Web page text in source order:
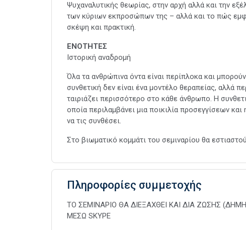
Ψυχαναλυτικής θεωρίας, στην αρχή αλλά και την
των κύριων εκπροσώπων της – αλλά και το πώς
σκέψη και πρακτική.
ΕΝΟΤΗΤΕΣ
Ιστορική αναδρομή
Όλα τα ανθρώπινα όντα είναι περίπλοκα και
συνθετική δεν είναι ένα μοντέλο θεραπείας, αλλά
ταιριάζει περισσότερο στο κάθε άνθρωπο. Η
οποία περιλαμβάνει μια ποικιλία προσεγγίσεων
να τις συνθέσει.
Στο βιωματικό κομμάτι του σεμιναρίου θα
Πληροφορίες συμμετοχής
ΤΟ ΣΕΜΙΝΑΡΙΟ ΘΑ ΔΙΕΞΑΧΘΕΙ ΚΑΙ ΔΙΑ ΖΩΣΗΣ
ΜΕΣΩ SKYPE